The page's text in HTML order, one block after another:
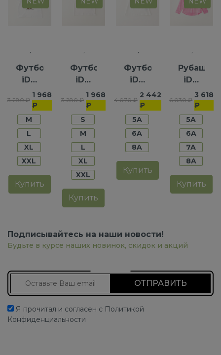
Футболка
iDO
для
девочек
3 280 ₽
1 968
₽
M
L
XL
XXL
Купить
Футболка
iDO
для
мальчиков
3 280 ₽
1 968
₽
S
M
L
XL
XXL
Купить
Футболка
iDO
для
девочек
4 070 ₽
2 442
₽
5A
6A
8A
Купить
Рубашка
iDO
для
девочек
6 030 ₽
3 618
₽
5A
6A
7A
8A
Купить
Подписывайтесь на наши новости!
Будьте в курсе наших новинок, скидок и акций
Я прочитал и согласен с Политикой
Конфиденциальности